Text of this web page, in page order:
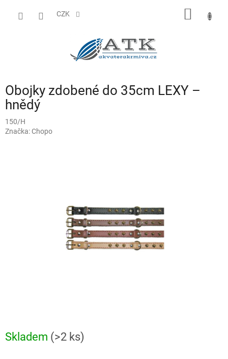
CZK
Obojky zdobené do 35cm LEXY –
hnědý
150/H
Značka:Chopo
Skladem (>2 ks)